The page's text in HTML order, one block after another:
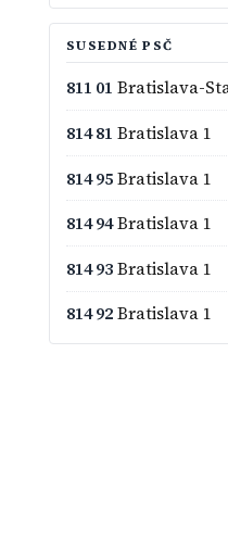
SUSEDNÉ PSČ
811 01 Bratislava-
814 81 Bratislava 1
814 95Bratislava 1
814 94Bratislava 1
814 93Bratislava 1
814 92Bratislava 1